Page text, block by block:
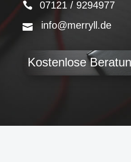
07121 / 9294977
info@merryll.de
Kostenlose